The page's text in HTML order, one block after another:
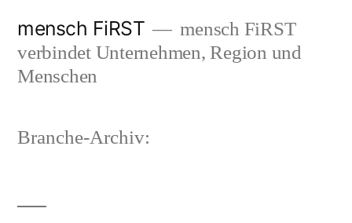
Inhalt
springen
mensch FiRST
mensch FiRST
verbindet Unternehmen, Region und
Menschen
Branche-Archiv: